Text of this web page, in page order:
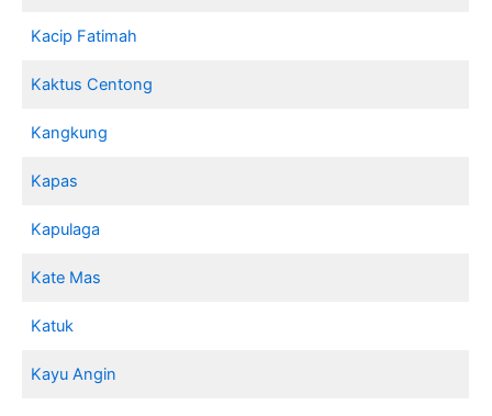
Kacip Fatimah
Kaktus Centong
Kangkung
Kapas
Kapulaga
Kate Mas
Katuk
Kayu Angin